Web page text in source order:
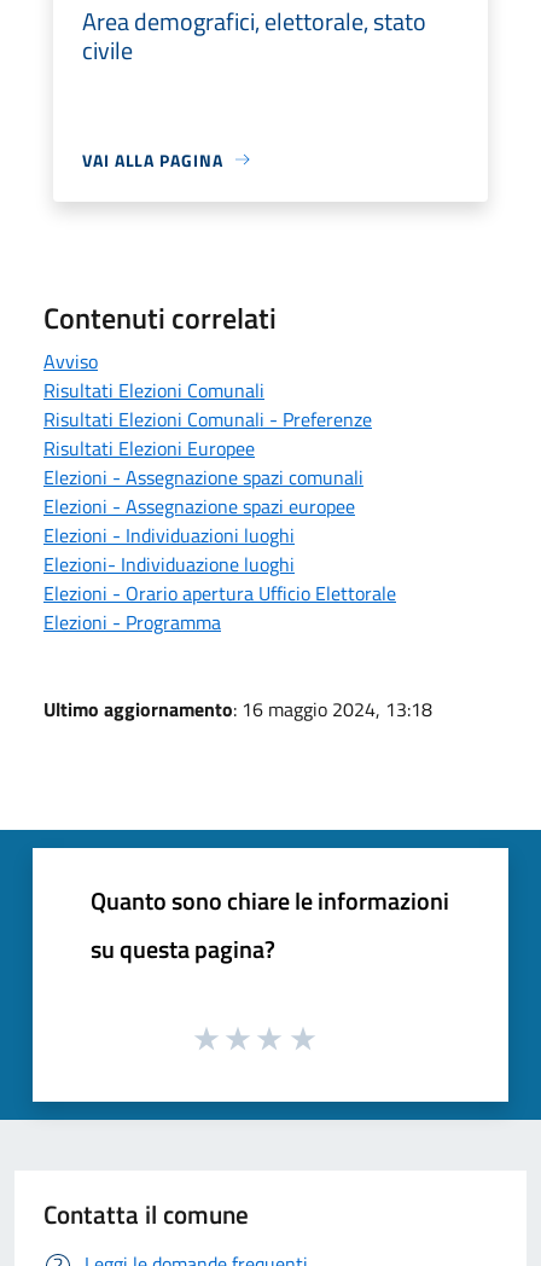
Area demografici, elettorale, stato
civile
VAI ALLA PAGINA
Contenuti correlati
Avviso
Risultati Elezioni Comunali
Risultati Elezioni Comunali - Preferenze
Risultati Elezioni Europee
Elezioni - Assegnazione spazi comunali
Elezioni - Assegnazione spazi europee
Elezioni - Individuazioni luoghi
Elezioni- Individuazione luoghi
Elezioni - Orario apertura Ufficio Elettorale
Elezioni - Programma
Ultimo aggiornamento: 16 maggio 2024, 13:18
Quanto sono chiare le informazioni
su questa pagina?
Contatta il comune